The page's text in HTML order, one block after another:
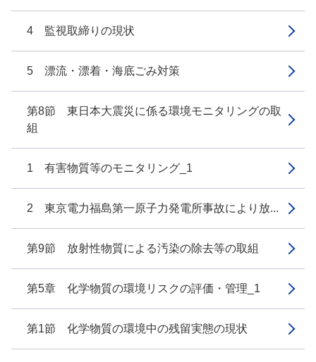
4 監視取締りの現状
5 漂流・漂着・海底ごみ対策
第8節 東日本大震災に係る環境モニタリングの取
組
1 有害物質等のモニタリング_1
2 東京電力福島第一原子力発電所事故により放...
第9節 放射性物質による汚染の除去等の取組
第5章 化学物質の環境リスクの評価・管理_1
第1節 化学物質の環境中の残留実態の現状